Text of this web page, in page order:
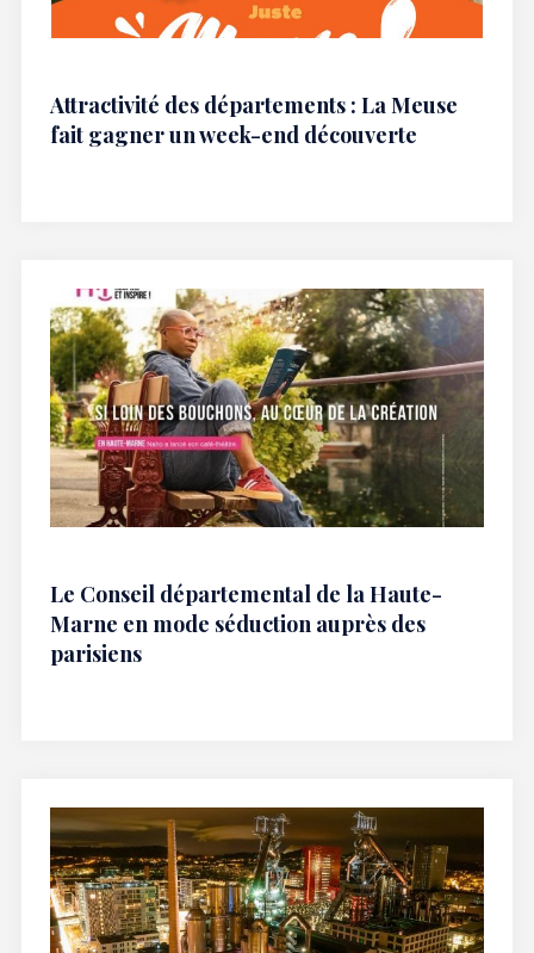
Attractivité des départements : La Meuse
fait gagner un week-end découverte
Le Conseil départemental de la Haute-
Marne en mode séduction auprès des
parisiens